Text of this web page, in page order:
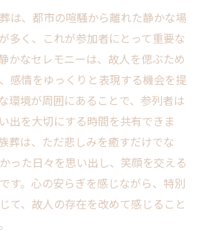
レモニーを実現するためのポイン
族葬八王子市での特別なプランニ
の家族葬プランの特徴
生を祝うセレモニーの設計
での家族葬のプランニング手法
別れを演出するための工夫
での家族葬に適した会場選び
思い出を共有する時間のつくり方
は、都市の喧騒から離れた静かな場
多く、これが参加者にとって重要な
かなセレモニーは、故人を偲ぶため
感情をゆっくりと表現する機会を提
環境が周囲にあることで、参列者は
出を大切にする時間を共有できま
葬は、ただ悲しみを癒すだけでな
った日々を思い出し、笑顔を交える
す。心の安らぎを感じながら、特別
て、故人の存在を改めて感じること